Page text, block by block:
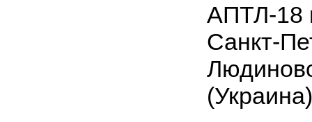
АПТЛ-18
Санкт-